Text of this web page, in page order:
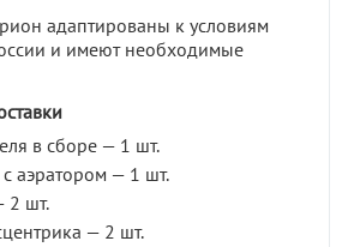
адаптированы к условиям
и имеют необходимые
в сборе — 1 шт.
аэратором — 1 шт.
2 шт.
— 2 шт.